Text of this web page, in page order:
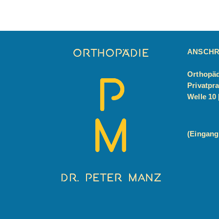
Welle 10